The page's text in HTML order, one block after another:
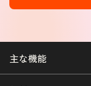
主な機能